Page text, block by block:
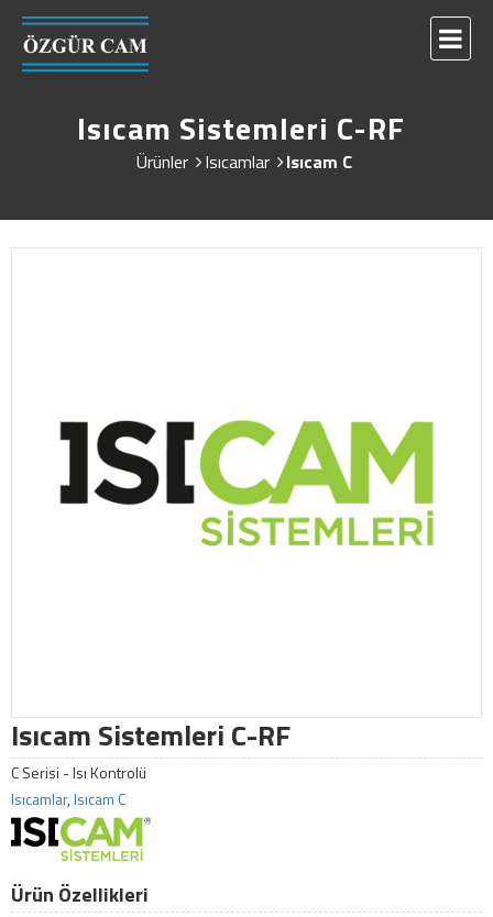
Isıcam Sistemleri C-RF
Ürünler Isıcamlar Isıcam C
Isıcam Sistemleri C-RF
C Serisi - Isı Kontrolü
Isıcamlar,Isıcam C
Ürün Özellikleri